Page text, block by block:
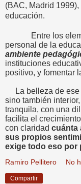
(BAC, Madrid
educación.
Entre los
personal de la
ambiente
instituciones
positivo, y fomentar
La belleza de ese
sino también
tranquila, con una
facilita el
con claridad cuánta
sus propios
exige todo eso por
Ramiro Pellitero No
Compartir